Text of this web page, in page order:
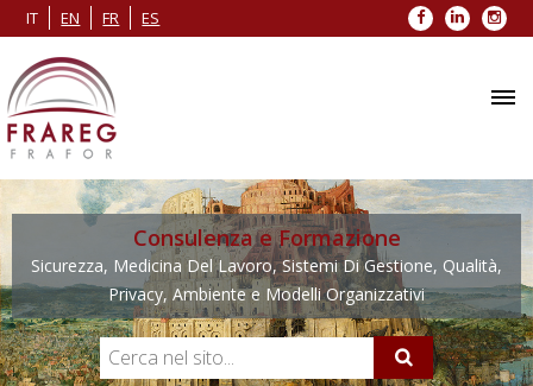
IT EN FR ES Facebook
LinkedIn
Consulenza e Formazione
Sicurezza, Medicina Del Lavoro, Sistemi Di Gestione, Qualità,
Privacy, Ambiente e Modelli Organizzativi